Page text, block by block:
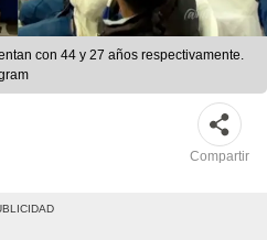
con 44 y 27 años respectivamente.
Compartir